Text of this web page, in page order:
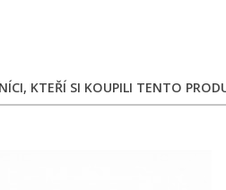
KTEŘÍ SI KOUPILI TENTO